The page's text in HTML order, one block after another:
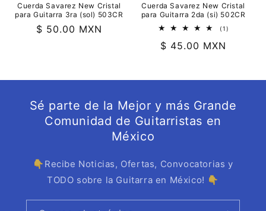
Cuerda Savarez New Cristal
para Guitarra 3ra (sol) 503CR
Precio
$ 50.00 MXN
Cuerda Savarez New Cristal
para Guitarra 2da (si) 502CR
(1)
Precio
$ 45.00 MXN
Sé parte de la Mejor y más Grande
Comunidad de Guitarristas en
México
👇Recibe Noticias, Ofertas, Convocatorias y
TODO sobre la Guitarra en México! 👇